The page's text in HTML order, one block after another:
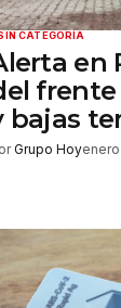
CATEGORÍA
en
bajas
Grupo Hoy